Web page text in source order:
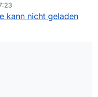
unten in der
kann nicht geladen